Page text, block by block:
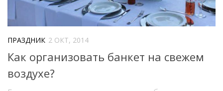
ПРАЗДНИК 2 ОКТ, 2014
Как организовать банкет на свежем
воздухе?